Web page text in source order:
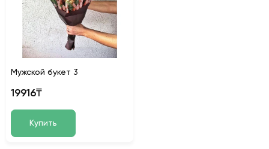
Мужской букет 3
19916₸
Купить